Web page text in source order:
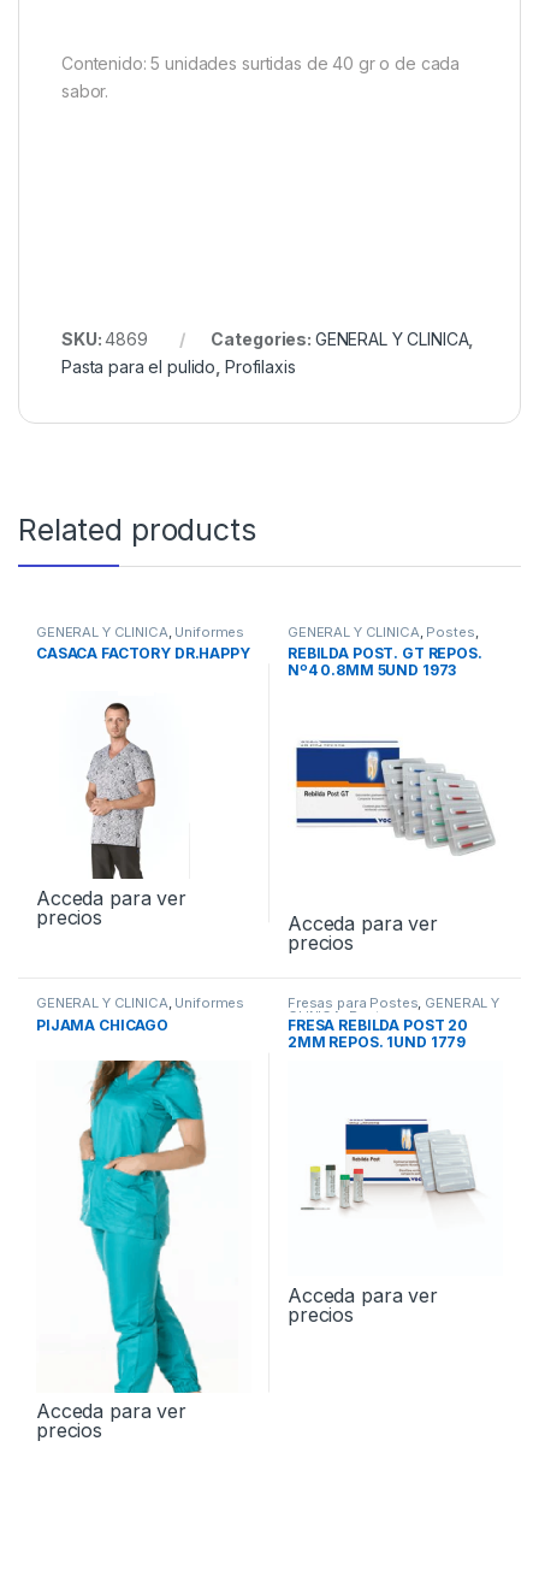
Contenido: 5 unidades surtidas de 40 gr o de cada
sabor.
SKU:4869 Categories: GENERAL Y CLINICA,
Pasta para el pulido Profilaxis
Related products
GENERAL Y CLINICA Uniformes
CASACA FACTORY DR.HAPPY
Acceda para ver
precios
GENERAL Y CLINICA Postes
Postes de Fibra de Vidrio
REBILDA POST. GT REPOS.
Nº4 0.8MM 5UND 1973
Acceda para ver
precios
GENERAL Y CLINICA, Uniformes
PIJAMA CHICAGO
Acceda para ver
precios
Fresas para Postes, GENERAL Y
CLINICA,Postes
FRESA REBILDA POST 20
2MM REPOS. 1UND 1779
Acceda para ver
precios